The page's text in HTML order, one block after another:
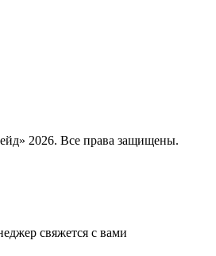
2026. Все права защищены.
свяжется с вами